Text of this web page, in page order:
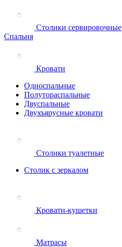
Столики сервировочные
Спальня
Кровати
Односпальные
Полутораспальные
Двуспальные
Двухъярусные кровати
Столики туалетные
Столик с зеркалом
Кровати-кушетки
Матрасы